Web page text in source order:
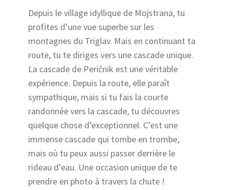
Depuis le village idyllique de Mojstrana, tu
profites d’une vue superbe sur les
montagnes du Triglav. Mais en continuant ta
route, tu te diriges vers une cascade unique.
La cascade de Peričnik est une véritable
expérience. Depuis la route, elle paraît
sympathique, mais si tu fais la courte
randonnée vers la cascade, tu découvres
quelque chose d’exceptionnel. C’est une
immense cascade qui tombe en trombe,
mais où tu peux aussi passer derrière le
rideau d’eau. Une occasion unique de te
prendre en photo à travers la chute !